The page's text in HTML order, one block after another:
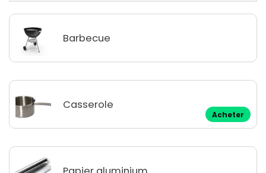
Barbecue
Casserole
Acheter